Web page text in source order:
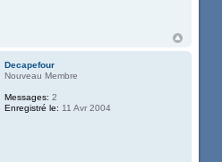
Decapefour
Nouveau Membre
Messages: 2
Enregistré le: 11 Avr 2004